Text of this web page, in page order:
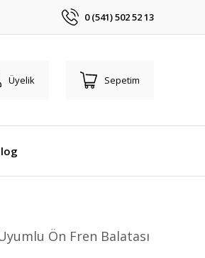
0 (541) 502 52 13
Üyelik Sepetim
Ön Fren Balatası